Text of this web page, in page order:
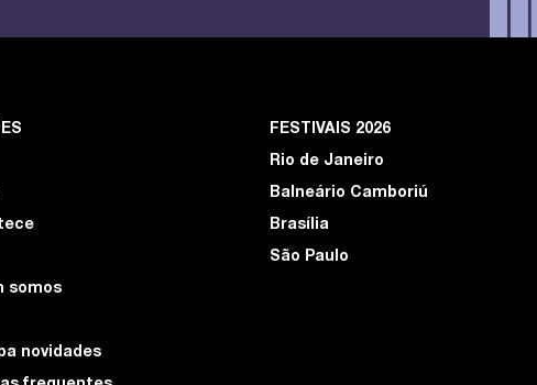
somos
novidades
FESTIVAIS 2026
Rio de Janeiro
Balneário Camboriú
Brasília
São Paulo